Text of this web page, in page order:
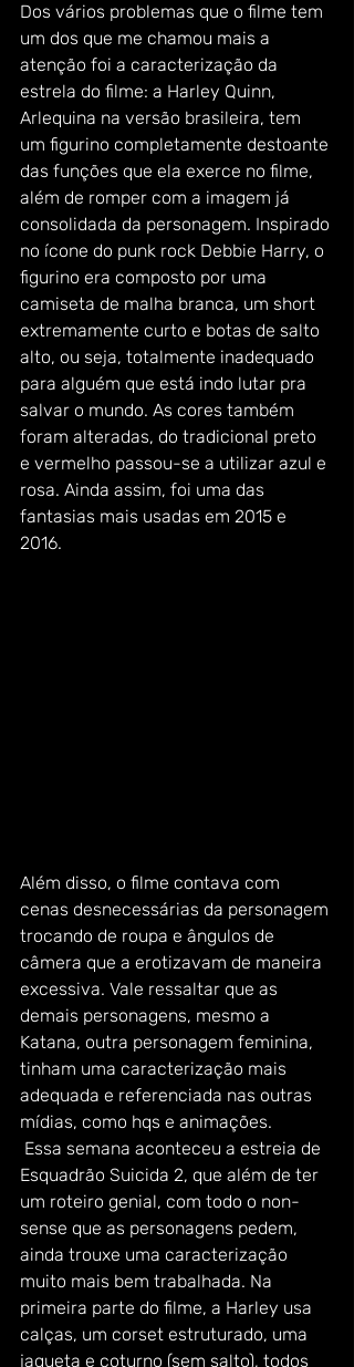
Dos vários problemas que o filme tem
um dos que me chamou mais a
atenção foi a caracterização da
estrela do filme: a Harley Quinn,
Arlequina na versão brasileira, tem
um figurino completamente destoante
das funções que ela exerce no filme,
além de romper com a imagem já
consolidada da personagem. Inspirado
no ícone do punk rock Debbie Harry, o
figurino era composto por uma
camiseta de malha branca, um short
extremamente curto e botas de salto
alto, ou seja, totalmente inadequado
para alguém que está indo lutar pra
salvar o mundo. As cores também
foram alteradas, do tradicional preto
e vermelho passou-se a utilizar azul e
rosa. Ainda assim, foi uma das
fantasias mais usadas em 2015 e
2016.
Além disso, o filme contava com
cenas desnecessárias da personagem
trocando de roupa e ângulos de
câmera que a erotizavam de maneira
excessiva. Vale ressaltar que as
demais personagens, mesmo a
Katana, outra personagem feminina,
tinham uma caracterização mais
adequada e referenciada nas outras
mídias, como hqs e animações.
Esquadrão Suicida 2, que além de ter
um roteiro genial, com todo o non-
sense que as personagens pedem,
ainda trouxe uma caracterização
muito mais bem trabalhada. Na
primeira parte do filme, a Harley usa
calças, um corset estruturado, uma
jaqueta e coturno (sem salto), todos